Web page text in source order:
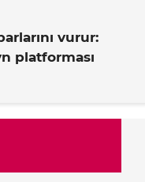
vurur:
platforması